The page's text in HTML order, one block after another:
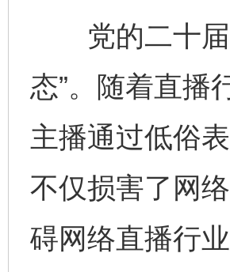
党的二十届
态”。随着直播
主播通过低俗
不仅损害了网
碍网络直播行